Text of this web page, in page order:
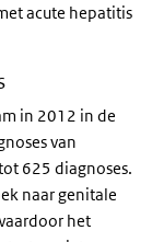
acute hepatitis
in 2012 in de
van
625 diagnoses.
naar genitale
het